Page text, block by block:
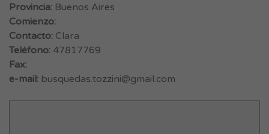
Provincia: Buenos Aires
Comienzo:
Contacto: Clara
Teléfono: 47817769
Fax:
e-mail: busquedas.tozzini@gmail.com